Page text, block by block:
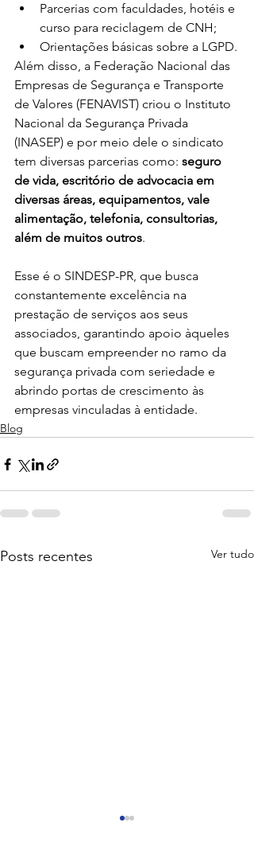
Parcerias com faculdades, hotéis e
curso para reciclagem de CNH;
Orientações básicas sobre a LGPD.
Além disso, a Federação Nacional das
Empresas de Segurança e Transporte
de Valores (FENAVIST) criou o Instituto
Nacional da Segurança Privada
(INASEP) e por meio dele o sindicato
tem diversas parcerias como: seguro
de vida, escritório de advocacia em
diversas áreas, equipamentos, vale
alimentação, telefonia, consultorias,
além de muitos outros.
Esse é o SINDESP-PR, que busca
constantemente excelência na
prestação de serviços aos seus
associados, garantindo apoio àqueles
que buscam empreender no ramo da
segurança privada com seriedade e
abrindo portas de crescimento às
empresas vinculadas à entidade.
Blog
Posts recentes Ver tudo